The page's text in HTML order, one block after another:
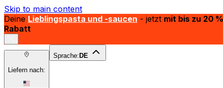
Skip to main content
Deine Lieblingspasta und -saucen - jetzt mit bis zu 20 %
Rabatt
Liefern nach:
Sprache: DE